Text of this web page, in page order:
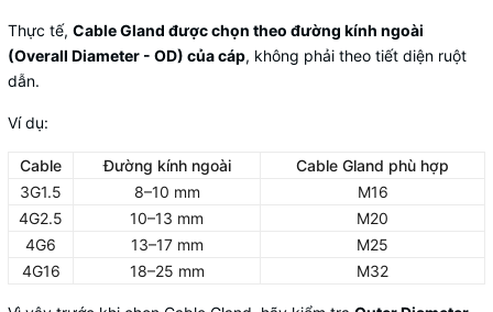
Thực tế, Cable Gland được chọn theo đường kính ngoài
(Overall Diameter - OD) của cáp, không phải theo tiết diện ruột
dẫn.
Ví dụ:
Cable Đường kính ngoài
Cable Gland phù hợp
3G1.5
8–10 mm
M16
4G2.5
10–13 mm
M20
4G6
13–17 mm
M25
4G16
18–25 mm M32